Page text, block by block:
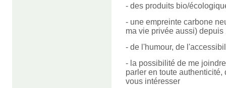
- des produits bio/
- une empreinte carbone
ma vie privée aussi) depuis
- de l'humour, de
- la possibilité de me
parler en toute
vous intéresser